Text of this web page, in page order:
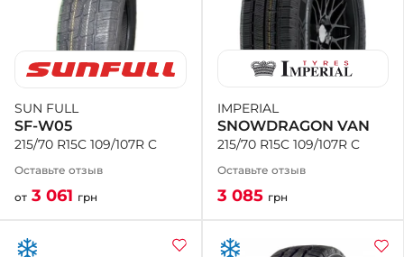
SUN FULL
SF-W05
215/70 R15C 109/107R C
Оставьте отзыв
от 3 061 грн
IMPERIAL
SNOWDRAGON VAN
215/70 R15C 109/107R C
Оставьте отзыв
3 085 грн